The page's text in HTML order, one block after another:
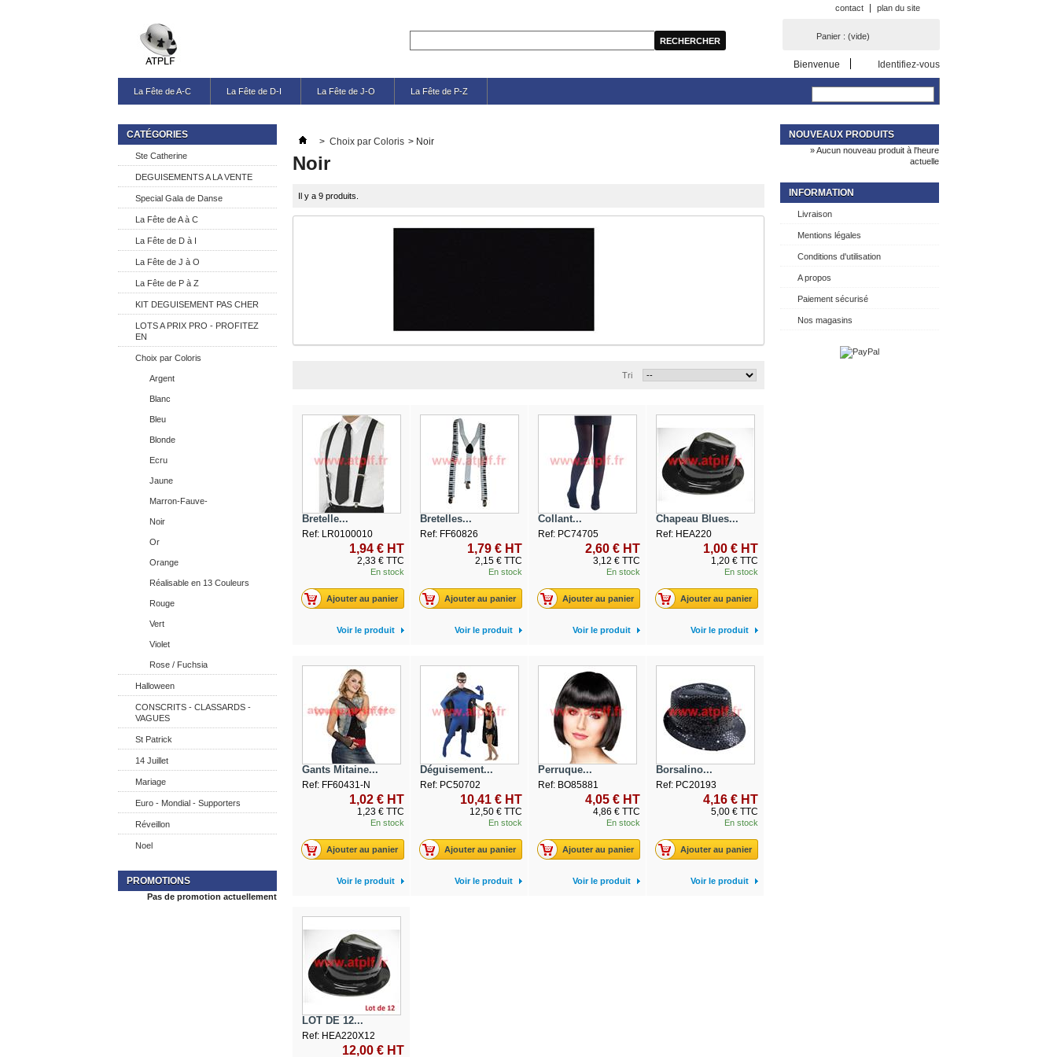
contact plan du site
Panier : (vide)
Bienvenue Identifiez-vous
La Fête de A-C La Fête de D-I La Fête de J-O La Fête de P-Z
CATÉGORIES
Ste Catherine
DEGUISEMENTS A LA VENTE
Special Gala de Danse
La Fête de A à C
La Fête de D à I
La Fête de J à O
La Fête de P à Z
KIT DEGUISEMENT PAS CHER
LOTS A PRIX PRO - PROFITEZ
EN
Choix par Coloris
Argent
Blanc
Bleu
Blonde
Ecru
Jaune
Marron-Fauve-
Noir
Or
Orange
Réalisable en 13 Couleurs
Rouge
Vert
Violet
Rose / Fuchsia
Halloween
CONSCRITS - CLASSARDS -
VAGUES
St Patrick
14 Juillet
Mariage
Euro - Mondial - Supporters
Réveillon
Noel
PROMOTIONS
Pas de promotion actuellement
> Choix par Coloris > Noir
Noir
Il y a 9 produits.
Tri
Bretelle...
Ref: LR0100010
1,94 € HT
2,33 € TTC
En stock
Ajouter au panier
Voir le produit
Bretelles...
Ref: FF60826
1,79 € HT
2,15 € TTC
En stock
Ajouter au panier
Voir le produit
Collant...
Ref: PC74705
2,60 € HT
3,12 € TTC
En stock
Ajouter au panier
Voir le produit
Chapeau Blues...
Ref: HEA220
1,00 € HT
1,20 € TTC
En stock
Ajouter au panier
Voir le produit
Gants Mitaine...
Ref: FF60431-N
1,02 € HT
1,23 € TTC
En stock
Ajouter au panier
Voir le produit
Déguisement...
Ref: PC50702
10,41 € HT
12,50 € TTC
En stock
Ajouter au panier
Voir le produit
Perruque...
Ref: BO85881
4,05 € HT
4,86 € TTC
En stock
Ajouter au panier
Voir le produit
Borsalino...
Ref: PC20193
4,16 € HT
5,00 € TTC
En stock
Ajouter au panier
Voir le produit
LOT DE 12...
Ref: HEA220X12
12,00 € HT
NOUVEAUX PRODUITS
» Aucun nouveau produit à l'heure
actuelle
INFORMATION
Livraison
Mentions légales
Conditions d'utilisation
A propos
Paiement sécurisé
Nos magasins